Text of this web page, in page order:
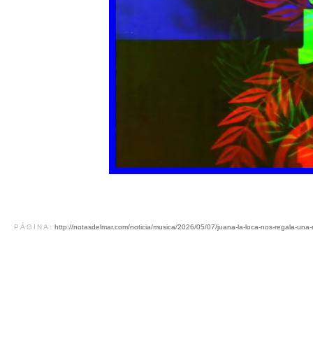
PÁGINA: http://notasdelmar.com/noticia/musica/2026/05/07/juana-la-loca-nos-regala-